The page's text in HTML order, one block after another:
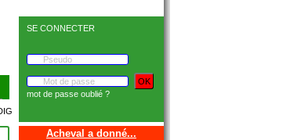
SE CONNECTER
mot de passe oublié ?
Acheval a donné...